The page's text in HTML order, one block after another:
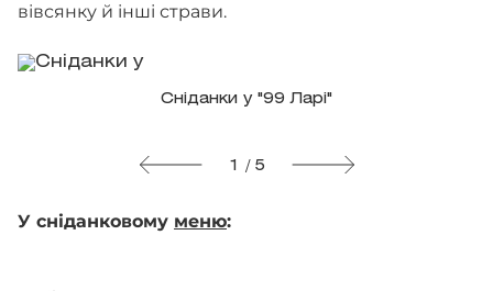
вівсянку й інші страви.
Сніданки у "99 Ларі"
1 / 5
У сніданковому меню: